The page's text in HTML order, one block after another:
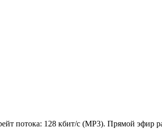
потока: 128 кбит/с (MP3). Прямой эфир